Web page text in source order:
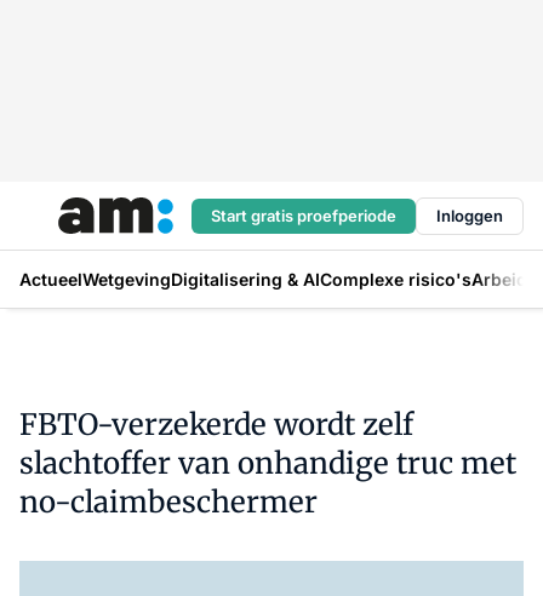
Start gratis proefperiode Inloggen
ActueelWetgevingDigitalisering & AIComplexe risico's
FBTO-verzekerde wordt zelf
slachtoffer van onhandige truc met
no-claimbeschermer